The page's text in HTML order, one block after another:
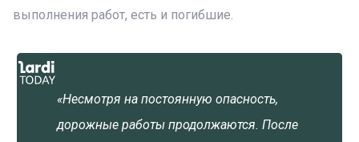
выполнения работ, есть и погибшие.
«Несмотря на постоянную опасность,
дорожные работы продолжаются. После